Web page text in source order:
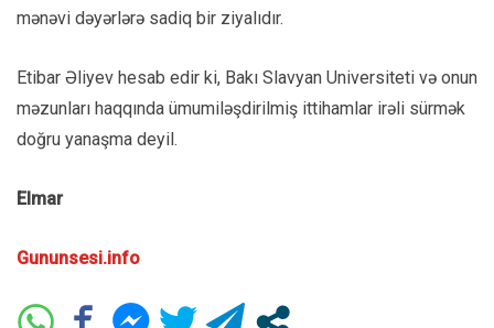
mənəvi dəyərlərə sadiq bir ziyalıdır.
Etibar Əliyev hesab edir ki, Bakı Slavyan Universiteti və onun
məzunları haqqında ümumiləşdirilmiş ittihamlar irəli sürmək
doğru yanaşma deyil.
Elmar
Gununsesi.info